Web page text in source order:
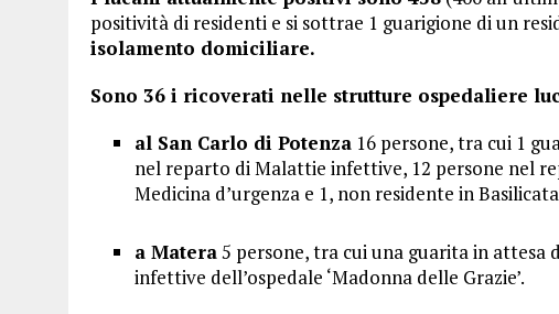
positività di residenti e si sottrae 1 guarigione di un
isolamento domiciliare.
Sono 36 i ricoverati nelle strutture ospedaliere
al San Carlo di Potenza 16 persone, tra cui 1
nel reparto di Malattie infettive, 12 persone nel
Medicina d’urgenza e 1, non residente in
a Matera5 persone, tra cui una guarita in
infettive dell’ospedale ‘Madonna delle Grazie’.